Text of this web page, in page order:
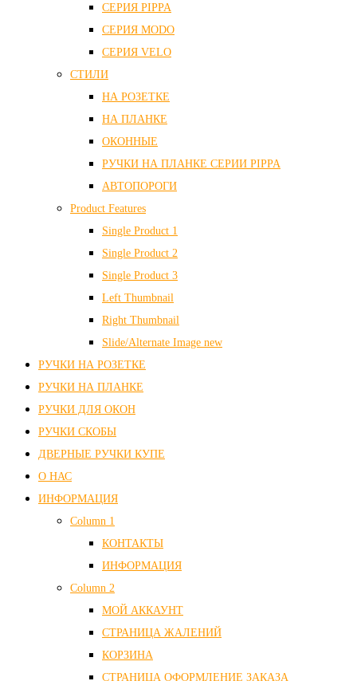
СЕРИЯ PIPPA
СЕРИЯ MODO
СЕРИЯ VELO
СТИЛИ
НА РОЗЕТКЕ
НА ПЛАНКЕ
ОКОННЫЕ
РУЧКИ НА ПЛАНКЕ СЕРИИ PIPPA
АВТОПОРОГИ
Product Features
Single Product 1
Single Product 2
Single Product 3
Left Thumbnail
Right Thumbnail
Slide/Alternate Image new
РУЧКИ НА РОЗЕТКЕ
РУЧКИ НА ПЛАНКЕ
РУЧКИ ДЛЯ ОКОН
РУЧКИ СКОБЫ
ДВЕРНЫЕ РУЧКИ КУПЕ
О НАС
ИНФОРМАЦИЯ
Column 1
КОНТАКТЫ
ИНФОРМАЦИЯ
Column 2
МОЙ АККАУНТ
СТРАНИЦА ЖАЛЕНИЙ
КОРЗИНА
СТРАНИЦА ОФОРМЛЕНИЕ ЗАКАЗА